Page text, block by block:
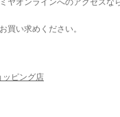
買い求めください。
ッピング店